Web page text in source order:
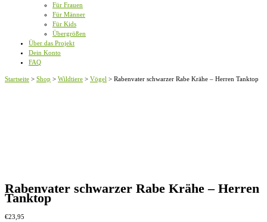
Für Frauen
Für Männer
Für Kids
Übergrößen
Über das Projekt
Dein Konto
FAQ
Startseite > Shop > Wildtiere > Vögel > Rabenvater schwarzer Rabe Krähe – Herren Tanktop
Rabenvater schwarzer Rabe Krähe – Herren
Tanktop
€23,95